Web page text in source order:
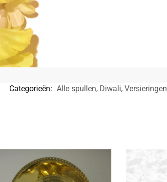
Categorieën: Alle spullen, Diwali, Versieringen